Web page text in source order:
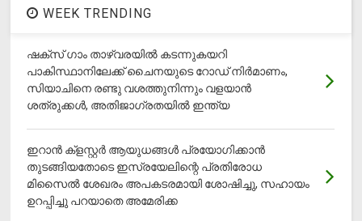
WEEK TRENDING
ഷക്സ് ​ഗാം താഴ്‌വരയിൽ കടന്നുകയറി
പാകിസ്ഥാനിലേക്ക് ചൈനയുടെ റോഡ് നിർമാണം,
സിയാചിനെ രണ്ടു വശത്തുനിന്നും വളയാൻ
ശത്രുക്കൾ, അതിജാ​ഗ്രതയിൽ ഇന്ത്യ
ഇറാന്‍ ക്‌ളസ്റ്റര്‍ ആയുധങ്ങള്‍ പ്രയോഗിക്കാന്‍
തുടങ്ങിയതോടെ ഇസ്രയേലിന്റെ പ്രതിരോധ
മിസൈല്‍ ശേഖരം അപകടരമായി ശോഷിച്ചു, സഹായം
ഉറപ്പിച്ചു പറയാതെ അമേരിക്ക